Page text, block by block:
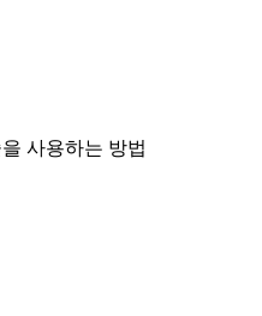
사용하는 방법